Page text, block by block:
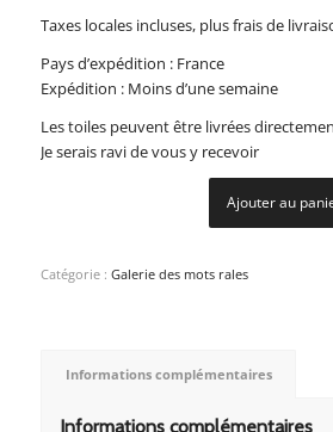
Taxes locales incluses, plus frais de
Pays d’expédition : France
Expédition : Moins d’une semaine
Les toiles peuvent être livrées
Je serais ravi de vous y recevoir
Ajouter au
Catégorie : Galerie des mots rales
Informations complémentaires
Informations complémentaires